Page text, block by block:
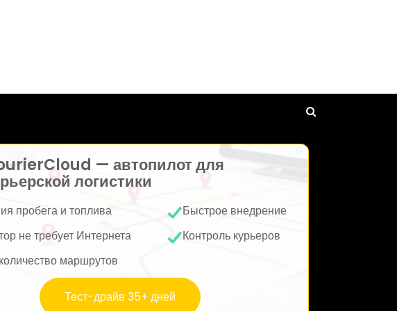
— автопилот для
логистики
пробега и топлива
Быстрое внедрение
не требует Интернета
Контроль курьеров
маршрутов
Тест-драйв 35+ дней